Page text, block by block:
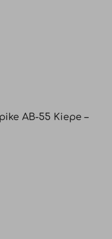
AB-55 Kiepe –